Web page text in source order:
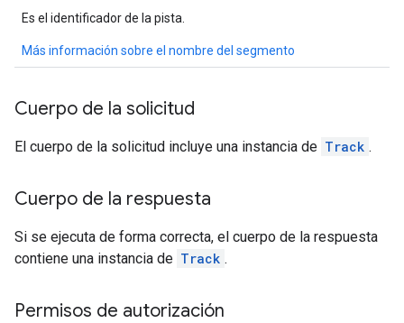
Es el identificador de la pista.
Más información sobre el nombre del segmento
Cuerpo de la solicitud
El cuerpo de la solicitud incluye una instancia de Track .
Cuerpo de la respuesta
Si se ejecuta de forma correcta, el cuerpo de la respuesta
contiene una instancia de Track .
Permisos de autorización